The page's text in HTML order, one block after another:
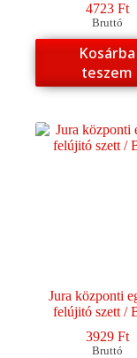
4723 Ft
Bruttó
Kosárba
teszem
Jura központi
felújitó szett /
3929 Ft
Bruttó